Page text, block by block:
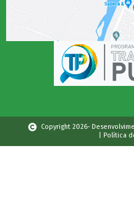
Copyright 2026-
| Política